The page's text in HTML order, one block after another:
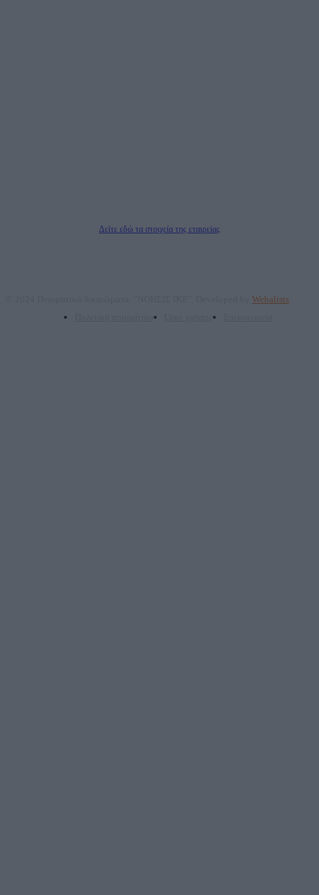
Δείτε εδώ τα στοιχεία της εταιρείας
Webalists